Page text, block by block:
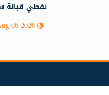
نفطي قبالة
06 2026